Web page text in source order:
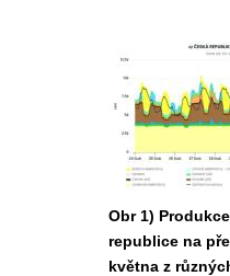
Obr 1)
republice na
května z